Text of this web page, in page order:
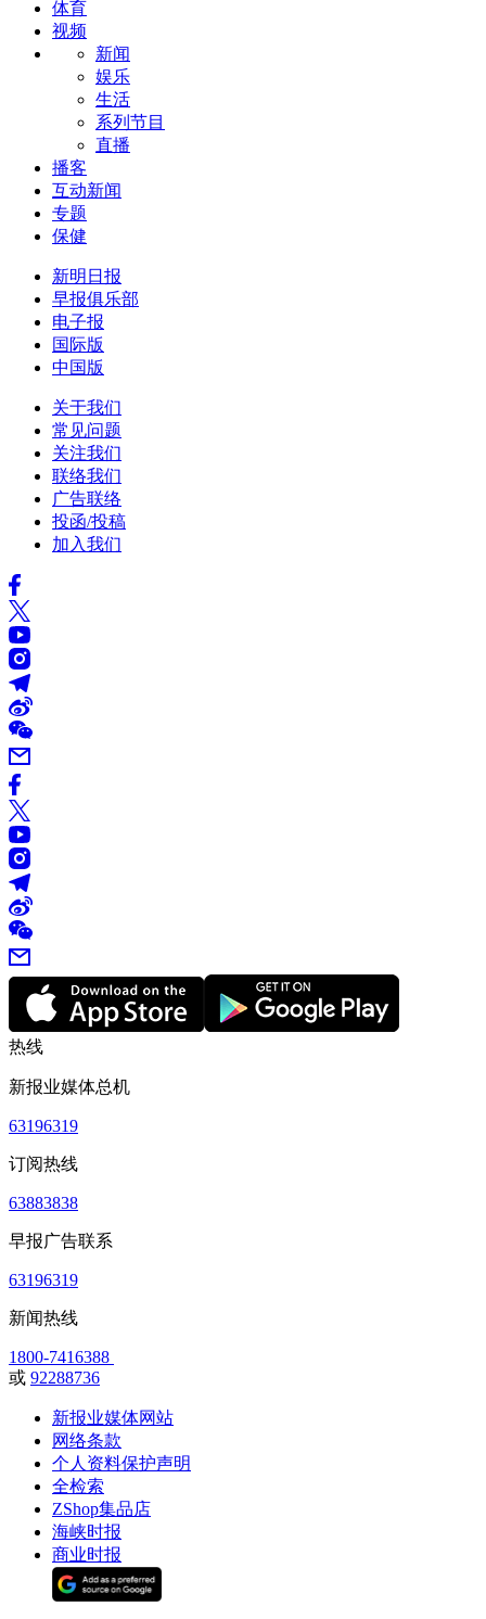
体育
视频
新闻
娱乐
生活
系列节目
直播
播客
互动新闻
专题
保健
新明日报
早报俱乐部
电子报
国际版
中国版
关于我们
常见问题
关注我们
联络我们
广告联络
投函/投稿
加入我们
热线
新报业媒体总机
63196319
订阅热线
63883838
早报广告联系
63196319
新闻热线
1800-7416388
或 92288736
新报业媒体网站
网络条款
个人资料保护声明
全检索
ZShop集品店
海峡时报
商业时报